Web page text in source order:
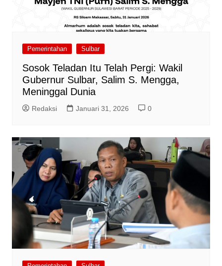
Pemerintahan Sulbar
Sosok Teladan Itu Telah Pergi: Wakil
Gubernur Sulbar, Salim S. Mengga,
Meninggal Dunia
Redaksi Januari 31, 2026 0